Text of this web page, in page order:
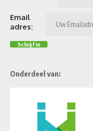
Email
adres:
Onderdeel van: